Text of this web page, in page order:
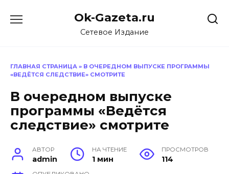
Ok-Gazeta.ru
Сетевое Издание
ГЛАВНАЯ СТРАНИЦА » В ОЧЕРЕДНОМ ВЫПУСКЕ ПРОГРАММЫ
«ВЕДЁТСЯ СЛЕДСТВИЕ» СМОТРИТЕ
В очередном выпуске
программы «Ведётся
следствие» смотрите
АВТОР
admin
НА ЧТЕНИЕ
1 мин
ПРОСМОТРОВ
114